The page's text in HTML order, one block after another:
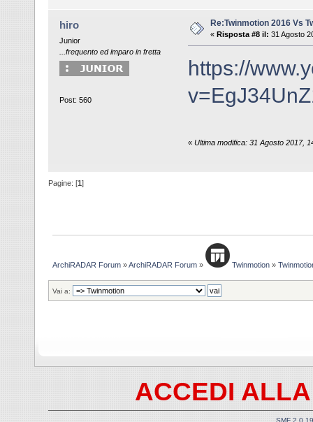
hiro
Junior
...frequento ed imparo in fretta
Post: 560
Re:Twinmotion 2016 Vs
« Risposta #8 il: 31 Agosto
https://
« Ultima modifica: 31 Agosto 2017,
Pagine: [1]
ArchiRADAR Forum »ArchiRADAR Forum » Twinmotion »
Vai a:
ACCEDI
SMF 2.0.19